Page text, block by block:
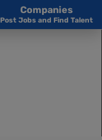
Companies
Post Jobs and Find Talent